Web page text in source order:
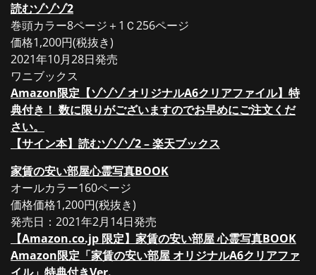
読むゾゾゾ2
巻頭カラー8ページ＋1Ｃ256ページ
価格1,200円(税抜き)
2021年10月28日発売
ワニブックス
Amazon限定【ゾゾゾ オリジナルA6クリアファイル】特
典付き！ 数に限りがございますのでお早めにご注文くだ
さい。
【サイン本】読むゾゾゾ2 – 楽天ブックス
家賃の安い部屋心霊写真BOOK
オールカラー160ページ
価格価格1,200円(税抜き)
発売日：2021年2月14日発売
【Amazon.co.jp 限定】家賃の安い部屋 心霊写真BOOK
Amazon限定「家賃の安い部屋 オリジナルA6クリアファ